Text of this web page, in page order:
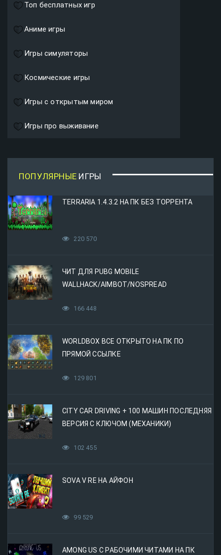
Топ бесплатных игр
Аниме игры
Игры симуляторы
Космические игры
Игры с открытым миром
Игры про выживание
ПОПУЛЯРНЫЕ ИГРЫ
TERRARIA 1.4.3.2 НА ПК БЕЗ ТОРРЕНТА
220 570
ЧИТ ДЛЯ PUBG MOBILE
WALLHACK/AIMBOT/NOSPREAD
166 448
WORLDBOX ВСЕ ОТКРЫТО НА ПК ПО
ПРЯМОЙ ССЫЛКЕ
129 801
CITY CAR DRIVING + 100 МАШИН ПОСЛЕДНЯЯ
ВЕРСИЯ С КЛЮЧОМ (МЕХАНИКИ)
102 455
SOVA V RE НА АЙФОН
99 529
AMONG US С РАБОЧИМИ ЧИТАМИ НА ПК